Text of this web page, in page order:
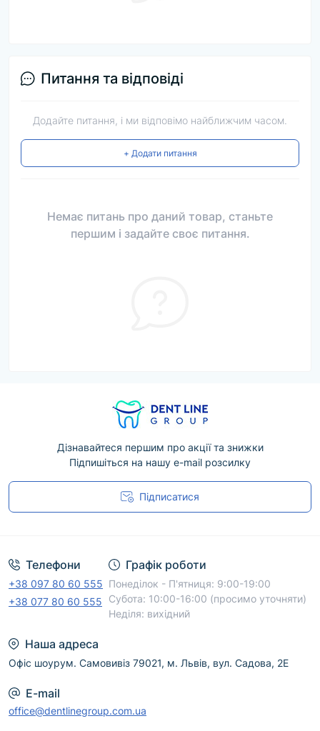
Питання та відповіді
Додайте питання, і ми відповімо найближчим часом.
+ Додати питання
Немає питань про даний товар, станьте
першим і задайте своє питання.
Дізнавайтеся першим про акції та знижки
Підпишіться на нашу e-mail розсилку
Підписатися
Телефони
+38 097 80 60 555
+38 077 80 60 555
Графік роботи
Понеділок - П'ятниця: 9:00-19:00
Субота: 10:00-16:00 (просимо уточняти)
Неділя: вихідний
Наша адреса
Офіс шоурум. Самовивіз 79021, м. Львів, вул. Садова, 2Е
E-mail
office@dentlinegroup.com.ua